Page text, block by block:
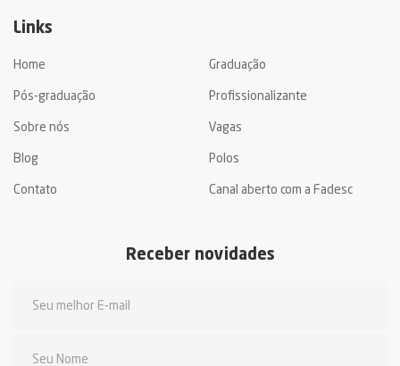
Links
Home Graduação
Pós-graduação Profissionalizante
Sobre nós Vagas
Blog Polos
Contato Canal aberto com a Fadesc
Receber novidades